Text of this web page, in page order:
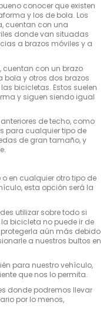
conocer que existen
y los de bola. Los
cuentan con una
donde van situadas
a brazos móviles y a
cuentan con un brazo
bola y otros dos brazos
bicicletas. Estos suelen
y siguen siendo igual
de techo, como
para cualquier tipo de
de gran tamaño, y
en cualquier otro tipo de
esta opción será la
utilizar sobre todo si
bicicleta no puede ir de
aún más debido
a nuestros bultos en
para nuestro vehículo,
que nos lo permita.
donde podremos llevar
por lo menos,